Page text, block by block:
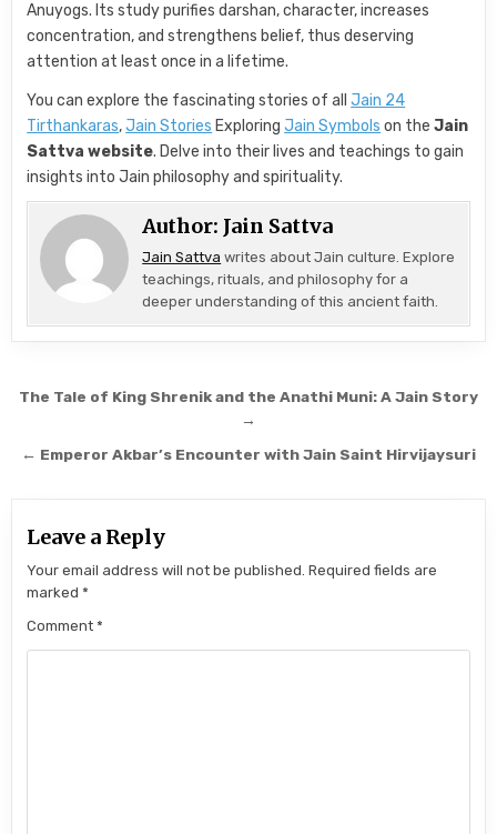
Anuyogs. Its study purifies darshan, character, increases
concentration, and strengthens belief, thus deserving
attention at least once in a lifetime.
You can explore the fascinating stories of allJain 24
Tirthankaras,Jain Stories ExploringJain Symbols on theJain
Sattva website. Delve into their lives and teachings to gain
insights into Jain philosophy and spirituality.
Author: Jain Sattva
Jain Sattva writes about Jain culture. Explore
teachings, rituals, and philosophy for a
deeper understanding of this ancient faith.
Post navigation
The Tale of King Shrenik and the Anathi Muni: A Jain Story
→
← Emperor Akbar’s Encounter with Jain Saint Hirvijaysuri
Leave a Reply
Your email address will not be published. Required fields are
marked*
Comment*